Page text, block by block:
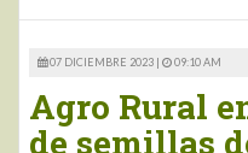
07 DICIEMBRE 2023 | 09:10 AM
Agro Rural
de semillas